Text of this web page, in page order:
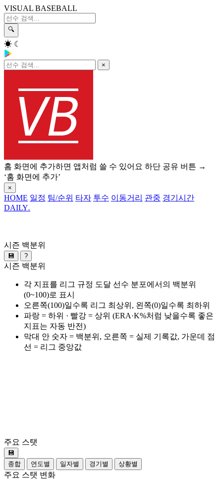
VISUAL BASEBALL
🔍
☀ ☾
×
홈 화면에 추가하면 앱처럼 쓸 수 있어요 하단 공유 버튼 →
‘홈 화면에 추가’
×
HOME 일정 팀/순위 타자 투수 이동거리 관중 경기시간
DAILY.
시즌 백분위
💾 ?
시즌 백분위
각 지표를 리그 규정 도달 선수 분포에서의 백분위
(0~100)로 표시
오른쪽(100)일수록 리그 최상위, 왼쪽(0)일수록 최하위
파랑 = 하위 · 빨강 = 상위 (ERA·K%처럼 낮을수록 좋은
지표는 자동 반전)
막대 안 숫자 = 백분위, 오른쪽 = 실제 기록값, 가운데 점
선 = 리그 중앙값
주요 스탯
💾
종합
연도별 일자별 경기별 상황별
주요 스탯 변화